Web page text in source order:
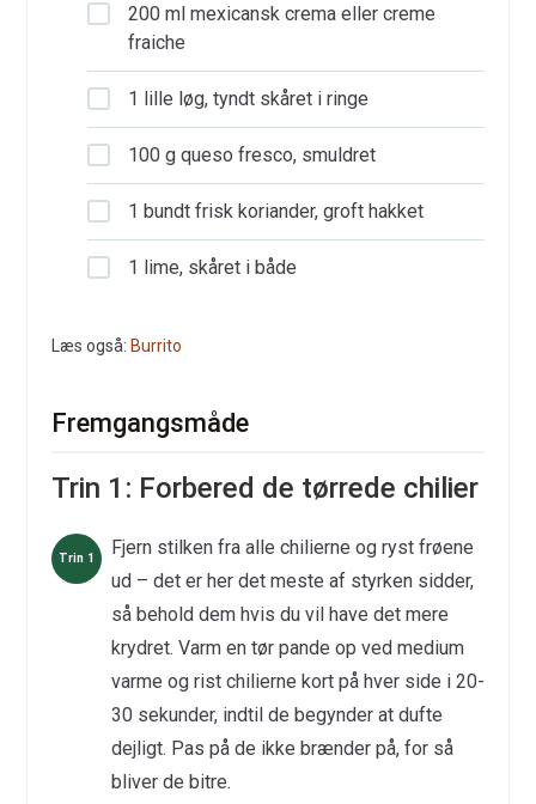
200 ml mexicansk crema eller creme
fraiche
1 lille løg, tyndt skåret i ringe
100 g queso fresco, smuldret
1 bundt frisk koriander, groft hakket
1 lime, skåret i både
Læs også: Burrito
Fremgangsmåde
Trin 1: Forbered de tørrede chilier
Fjern stilken fra alle chilierne og ryst frøene
ud – det er her det meste af styrken sidder,
så behold dem hvis du vil have det mere
krydret. Varm en tør pande op ved medium
varme og rist chilierne kort på hver side i 20-
30 sekunder, indtil de begynder at dufte
dejligt. Pas på de ikke brænder på, for så
bliver de bitre.